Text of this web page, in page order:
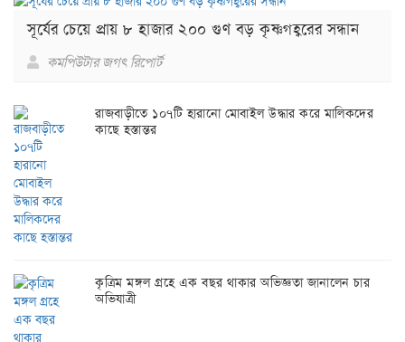
সূর্যের চেয়ে প্রায় ৮ হাজার ২০০ গুণ বড় কৃষ্ণগহ্বরের সন্ধান
কমপিউটার জগৎ রিপোর্ট
রাজবাড়ীতে ১০৭টি হারানো মোবাইল উদ্ধার করে মালিকদের
কাছে হস্তান্তর
কৃত্রিম মঙ্গল গ্রহে এক বছর থাকার অভিজ্ঞতা জানালেন চার
অভিযাত্রী